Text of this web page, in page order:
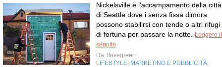
Nickelsville è l’accampamento della città
di Seattle dove i senza fissa dimora
possono stabilirsi con tende o altri rifugi
di fortuna per passare la notte.
Leggere il
seguito
Da
Ilovegreen
LIFESTYLE MARKETING E PUBBLICITÀ